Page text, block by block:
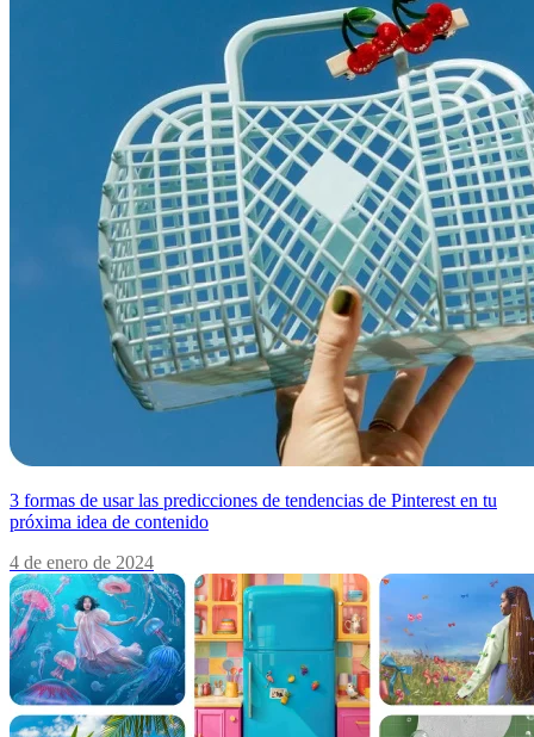
3 formas de usar las predicciones de tendencias de Pinterest en tu
próxima idea de contenido
4 de enero de 2024